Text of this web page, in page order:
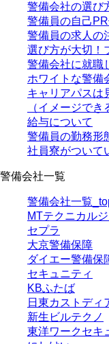
警備会社の選び
警備員の自己
警備員の求人の
選び方が大切！
警備会社に就職
ホワイトな警備
キャリアパスは
（イメージでき
給与について
警備員の勤務形
社員寮がついて
警備会社一覧
警備会社一覧
MTテクニカル
セプラ
大京警備保障
ダイエー警備保
セキュニティ
KBふたば
日東カストディ
新生ビルテクノ
東洋ワークセキ